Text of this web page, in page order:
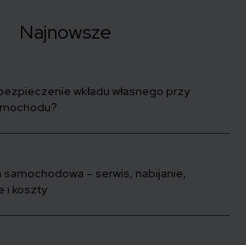
Najnowsze
wkładu własnego przy
samochodowa – serwis, nabijanie,
i koszty